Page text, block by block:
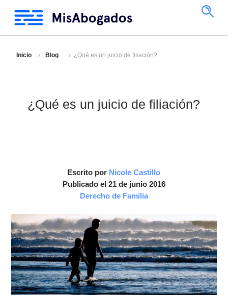
Inicio Blog ¿Qué es un juicio de filiación?
¿Qué es un juicio de filiación?
Escrito por Nicole Castillo
Publicado el 21 de junio 2016
Derecho de Familia